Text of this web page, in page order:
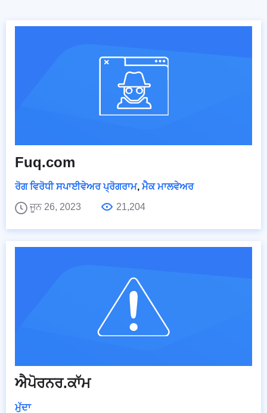
Fuq.com
ਰੋਗ ਵਿਰੋਧੀ ਸਪਾਈਵੇਅਰ ਪ੍ਰੋਗਰਾਮ, ਮੈਕ ਮਾਲਵੇਅਰ
ਜੂਨ 26, 2023
21,204
ਐਪੋਰਨਰ.ਕਾੱਮ
ਮੁੱਦਾ